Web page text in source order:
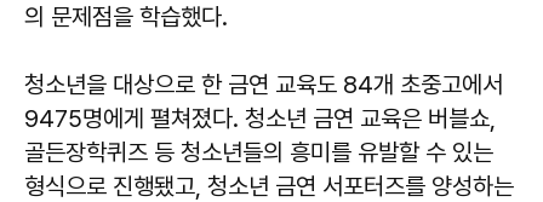
의 문제점을 학습했다.
청소년을 대상으로 한 금연 교육도 84개 초중고에서
9475명에게 펼쳐졌다. 청소년 금연 교육은 버블쇼,
골든장학퀴즈 등 청소년들의 흥미를 유발할 수 있는
형식으로 진행됐고, 청소년 금연 서포터즈를 양성하는